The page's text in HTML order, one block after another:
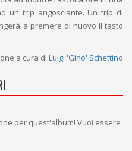
un trip angosciante. Un trip di
a premere di nuovo il tasto
a cura di Luigi 'Gino' Schettino
per quest'album! Vuoi essere